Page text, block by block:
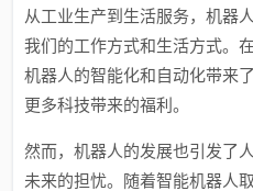
从工业生产到生活服务，机器
我们的工作方式和生活方式。
机器人的智能化和自动化带来
更多科技带来的福利。
然而，机器人的发展也引发了
未来的担忧。随着智能机器人